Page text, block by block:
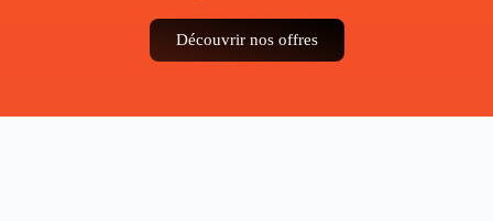
Découvrir nos offres